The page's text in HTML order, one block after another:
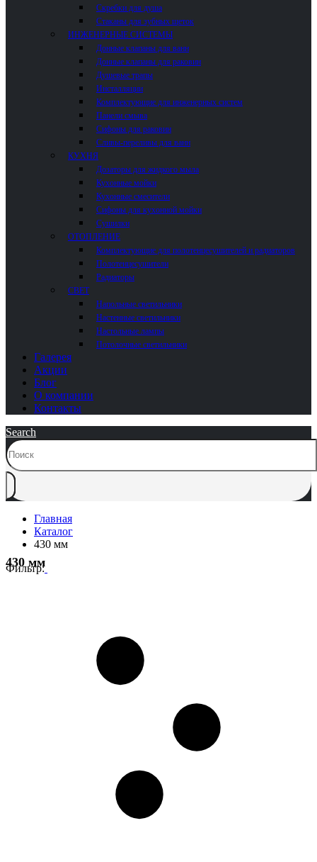
Скребки для душа
Стаканы для зубных щеток
ИНЖЕНЕРНЫЕ СИСТЕМЫ
Донные клапаны для ванн
Донные клапаны для раковин
Душевые трапы
Инсталляции
Комплектующие для инженерных систем
Панели смыва
Сифоны для раковин
Сливы-переливы для ванн
КУХНЯ
Дозаторы для жидкого мыла
Кухонные мойки
Кухонные смесители
Сифоны для кухонной мойки
Сушилки
ОТОПЛЕНИЕ
Комплектующие для полотенцесушителей и радиаторов
Полотенцесушители
Радиаторы
СВЕТ
Напольные светильники
Настенные светильники
Настольные лампы
Потолочные светильники
Галерея
Акции
Блог
О компании
Контакты
Search
Главная
Каталог
430 мм
430 мм
Фильтр: